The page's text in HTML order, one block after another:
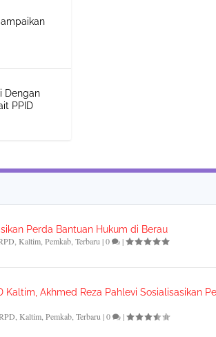
Dengan
PPID
Perda Bantuan Hukum di Berau
,Kaltim,Pemkab,Terbaru|0 |
Kaltim, Akhmed Reza Pahlevi Sosialisasikan
,Kaltim,Pemkab,Terbaru|0 |